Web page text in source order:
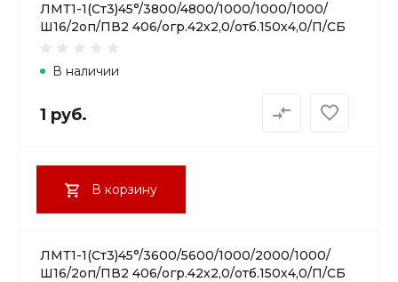
ЛМТ1-1(Ст3)45°/3800/4800/1000/1000/1000/
Ш16/2оп/ПВ2 406/огр.42х2,0/отб.150х4,0/П/СБ
В наличии
1 руб.
В корзину
ЛМТ1-1(Ст3)45°/3600/5600/1000/2000/1000/
Ш16/2оп/ПВ2 406/огр.42х2,0/отб.150х4,0/П/СБ